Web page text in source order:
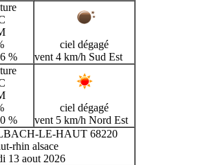
%
ciel dégagé
vent 4 km/h Sud Est
%
ciel dégagé
vent 5 km/h Nord Est
LE-HAUT 68220
rhin alsace
13 aout 2026